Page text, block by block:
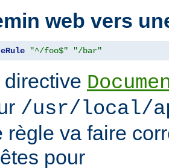
web vers
"^/foo$" "/bar"
/usr/local/
règle va faire
pour